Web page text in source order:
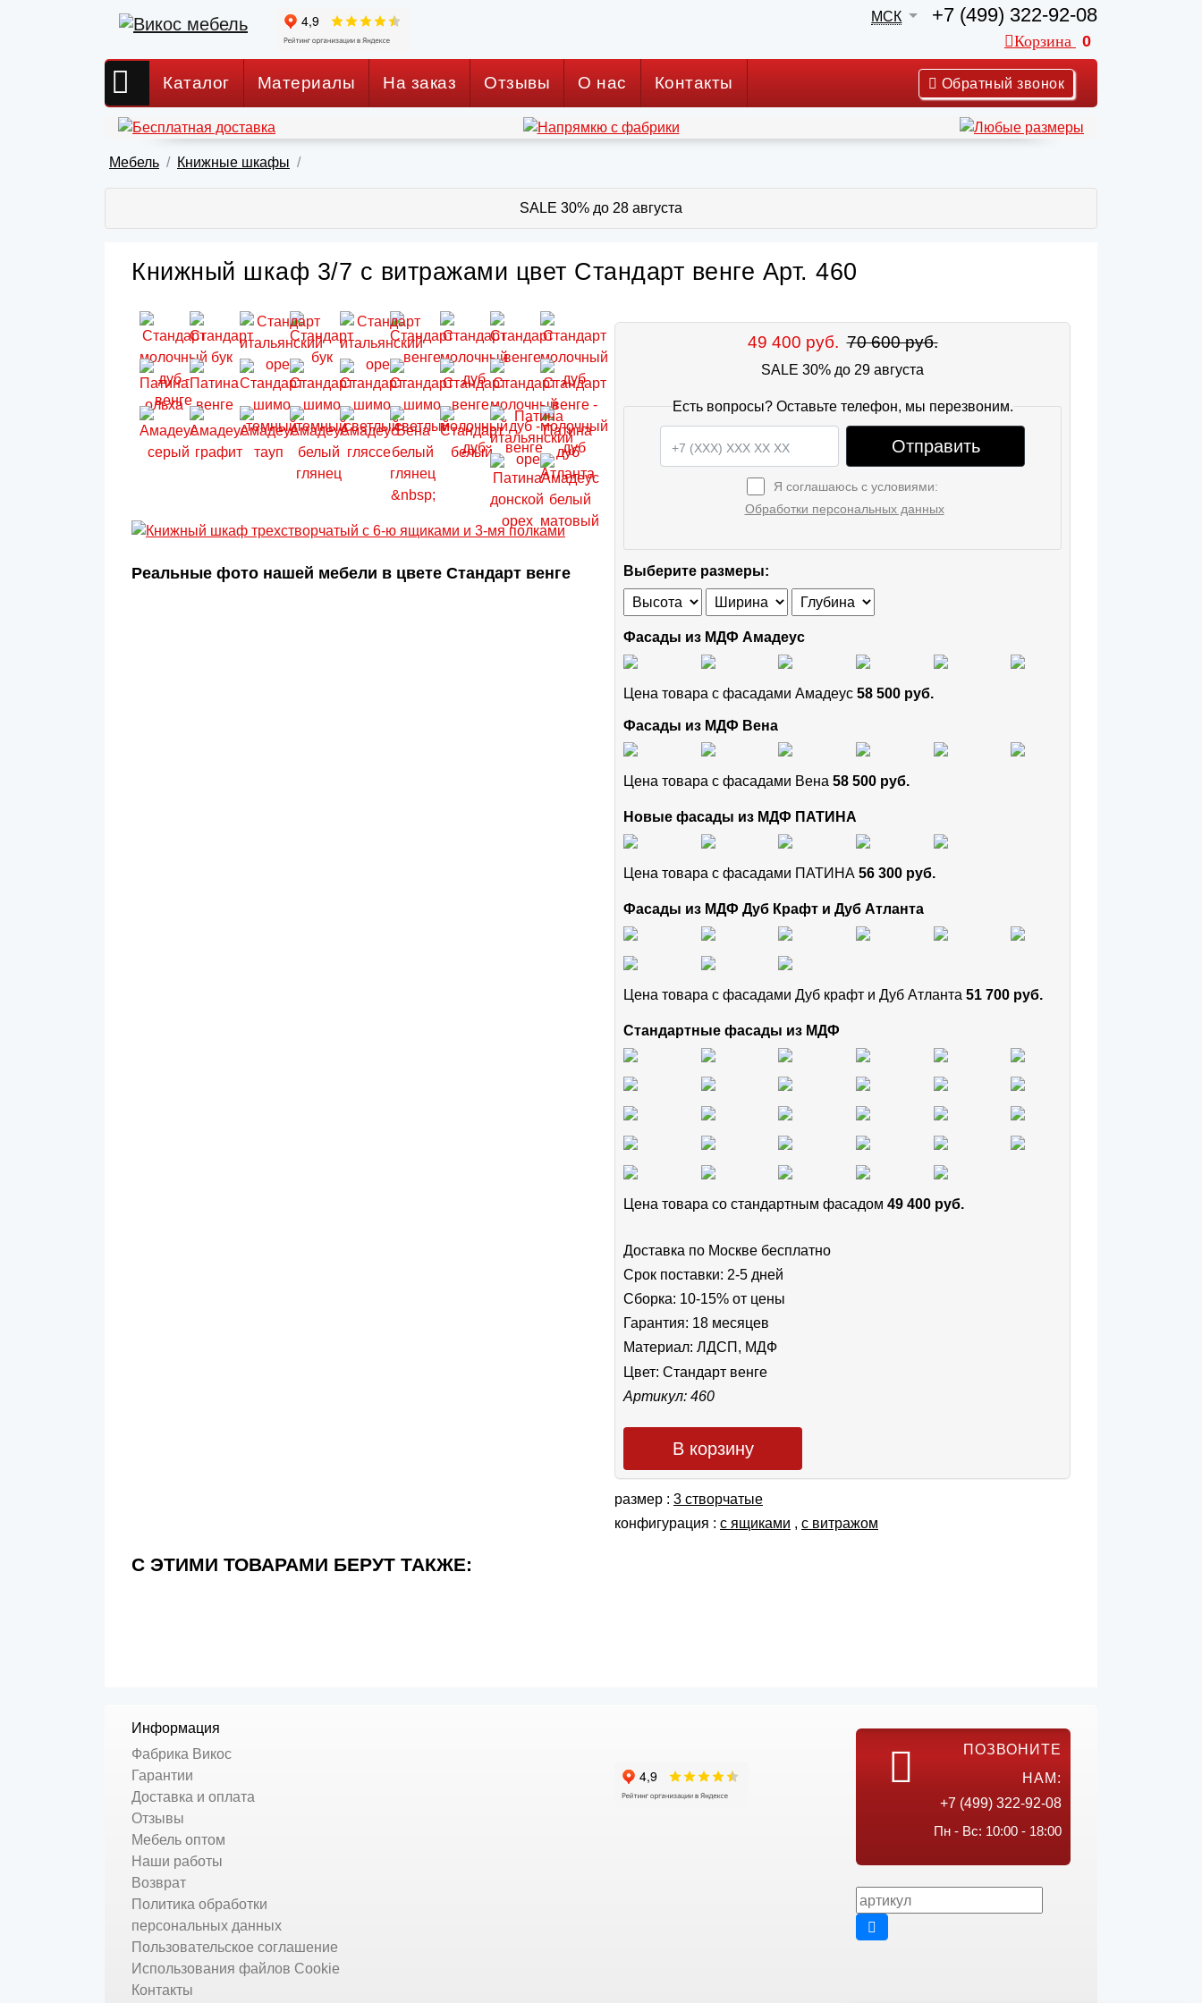
МСК +7 (499) 322-92-08
Корзина 0
Каталог Материалы На заказ Отзывы О нас Контакты Обратный звонок
Мебель Книжные шкафы
SALE 30% до 28 августа
Книжный шкаф 3/7 с витражами цвет Стандарт венге Арт. 460
Реальные фото нашей мебели в цвете Стандарт венге
49 400 руб. 70 600 руб.
SALE 30% до 29 августа
Есть вопросы? Оставьте телефон, мы перезвоним.
Отправить
Я соглашаюсь с условиями:
Обработки персональных данных
Выберите размеры:
Фасады из МДФ Амадеус
Цена товара с фасадами Амадеус 58 500 руб.
Фасады из МДФ Вена
Цена товара с фасадами Вена 58 500 руб.
Новые фасады из МДФ ПАТИНА
Цена товара с фасадами ПАТИНА 56 300 руб.
Фасады из МДФ Дуб Крафт и Дуб Атланта
Цена товара с фасадами Дуб крафт и Дуб Атланта 51 700 руб.
Стандартные фасады из МДФ
Цена товара cо стандартным фасадом 49 400 руб.
Доставка по Москве бесплатно
Срок поставки: 2-5 дней
Сборка: 10-15% от цены
Гарантия: 18 месяцев
Материал: ЛДСП, МДФ
Цвет: Стандарт венге
Артикул: 460
В корзину
размер : 3 створчатые
конфигурация : с ящиками , с витражом
С ЭТИМИ ТОВАРАМИ БЕРУТ ТАКЖЕ:
Информация
Фабрика Викос
Гарантии
Доставка и оплата
Отзывы
Мебель оптом
Наши работы
Возврат
Политика обработки
персональных данных
Пользовательское соглашение
Использования файлов Cookie
Контакты
ПОЗВОНИТЕ
НАМ:
+7 (499) 322-92-08
Пн - Вс: 10:00 - 18:00